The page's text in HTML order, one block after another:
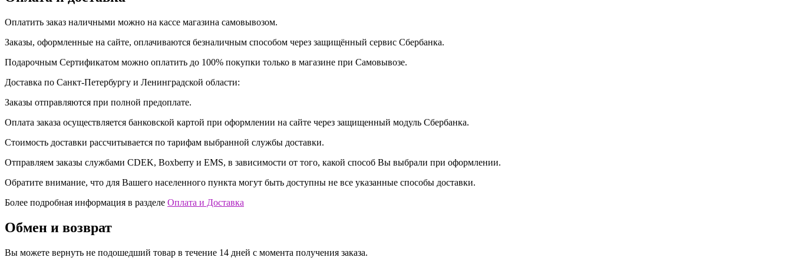
Оплатить заказ наличными можно на кассе магазина самовывозом.
Заказы, оформленные на сайте, оплачиваются безналичным способом через защищённый сервис Сбербанка.
Подарочным Сертификатом можно оплатить до 100% покупки только в магазине при Самовывозе.
Доставка по Санкт-Петербургу и Ленинградской области:
Заказы отправляются при полной предоплате.
Оплата заказа осуществляется банковской картой при оформлении на сайте через защищенный модуль Сбербанка.
Стоимость доставки рассчитывается по тарифам выбранной службы доставки.
Отправляем заказы службами CDEK, Boxberry и EMS, в зависимости от того, какой способ Вы выбрали при оформлении.
Обратите внимание, что для Вашего населенного пункта могут быть доступны не все указанные способы доставки.
Более подробная информация в разделе Оплата и Доставка
Обмен и возврат
Вы можете вернуть не подошедший товар в течение 14 дней с момента получения заказа.